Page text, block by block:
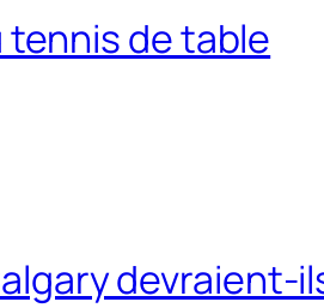
tennis de table
devraient-